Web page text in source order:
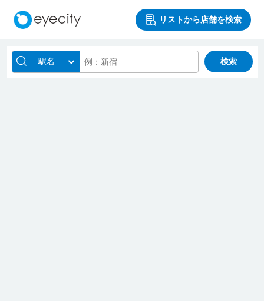
リストから店舗を検索
駅名 検索